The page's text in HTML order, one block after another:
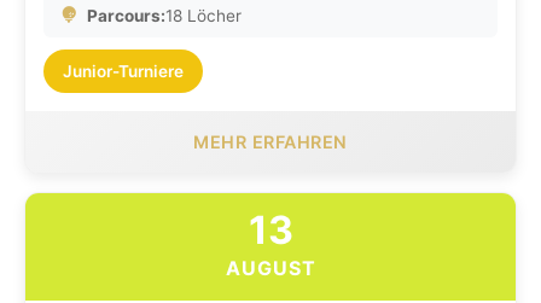
Parcours:18 Löcher
Junior-Turniere
MEHR ERFAHREN
13
AUGUST